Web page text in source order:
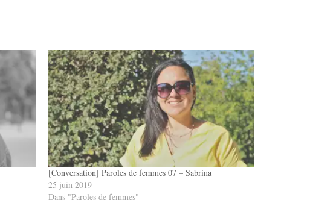
[Conversation] Paroles de femmes 07 – Sabrina
25 juin 2019
Dans "Paroles de femmes"